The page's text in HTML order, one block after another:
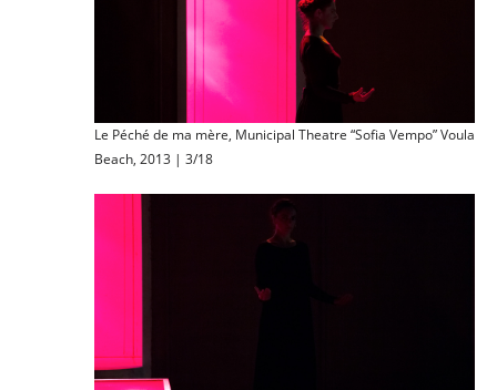
Le Péché de ma mère, Municipal Theatre “Sofia Vempo” Voula
Beach, 2013 | 3/18